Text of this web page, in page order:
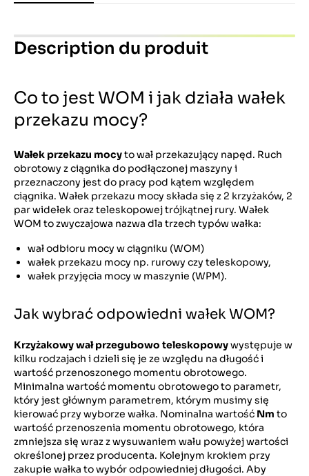
Description du produit
Co to jest WOM i jak działa wałek
przekazu mocy?
Wałek przekazu mocyto wał przekazujący napęd. Ruch
obrotowy z ciągnika do podłączonej maszyny i
przeznaczony jest do pracy pod kątem względem
ciągnika. Wałek przekazu mocy składa się z 2 krzyżaków, 2
par widełek oraz teleskopowej trójkątnej rury. Wałek
WOM to zwyczajowa nazwa dla trzech typów wałka:
wał odbioru mocy w ciągniku (WOM)
wałek przekazu mocy np. rurowy czy teleskopowy,
wałek przyjęcia mocy w maszynie (WPM).
Jak wybrać odpowiedni wałek WOM?
Krzyżakowy wał przegubowo teleskopowywystępuje w
kilku rodzajach i dzieli się je ze względu na długość i
wartość przenoszonego momentu obrotowego.
Minimalna wartość momentu obrotowego to parametr,
który jest głównym parametrem, którym musimy się
kierować przy wyborze wałka. Nominalna wartość Nm to
wartość przenoszenia momentu obrotowego, która
zmniejsza się wraz z wysuwaniem wału powyżej wartości
określonej przez producenta. Kolejnym krokiem przy
zakupie wałka to wybór odpowiedniej długości. Aby